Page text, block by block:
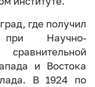
где получил
при Научно-
сравнительной
и Востока
В 1924 по